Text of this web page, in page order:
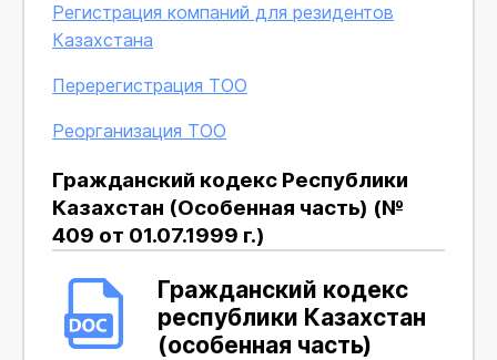
Регистрация компаний для резидентов
Казахстана
Перерегистрация ТОО
Реорганизация ТОО
Гражданский кодекс Республики
Казахстан (Особенная часть) (№
409 от 01.07.1999 г.)
Гражданский кодекс
республики Казахстан
(особенная часть)